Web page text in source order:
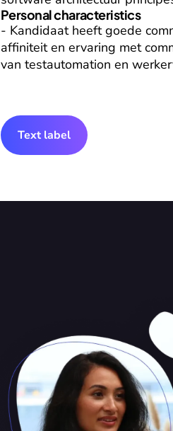
Personal characteristics
- Kandidaat heeft goede
affiniteit en ervaring met
van testautomation en
Text label